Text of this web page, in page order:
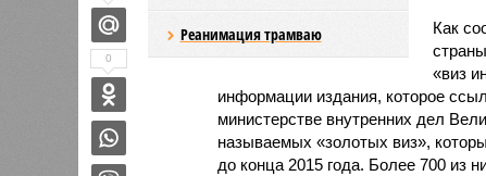
Реанимация трамваю
Как
«виз
информации издания, которое
министерстве внутренних дел
называемых «золотых виз»,
до конца 2015 года. Более 700 из
0